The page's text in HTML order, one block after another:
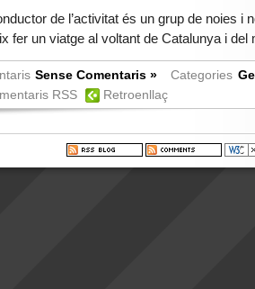
de l’activitat és un grup de noies i
fer un viatge al voltant de Catalunya i del
Sense Comentaris » Categories
RSS
Retroenllaç